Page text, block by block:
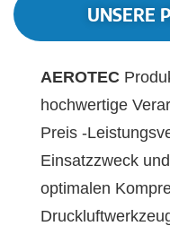
UNSERE
AEROTEC
hochwertige
Preis -
Einsatzzweck
optimalen